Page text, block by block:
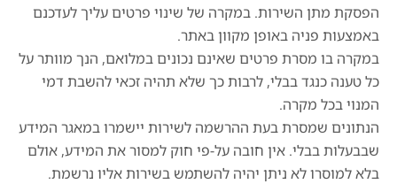
הפסקת מתן השירות. במקרה של שינוי פרטים עליך לעדכנם
באמצעות פניה באופן מקוון באתר.
במקרה בו מסרת פרטים שאינם נכונים במלואם, הנך מוותר על
כל טענה כנגד בבלי, לרבות כך שלא תהיה זכאי להשבת דמי
המנוי בכל מקרה.
הנתונים שמסרת בעת ההרשמה לשירות יישמרו במאגר המידע
שבבעלות בבלי. אין חובה על-פי חוק למסור את המידע, אולם
בלא למוסרו לא ניתן יהיה להשתמש בשירות אליו נרשמת.